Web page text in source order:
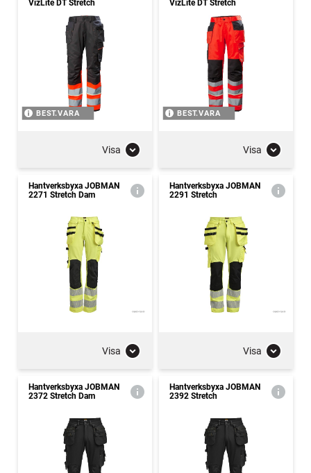
VizLite DT Stretch
BEST.VARA
Visa
VizLite DT Stretch
BEST.VARA
Visa
Hantverksbyxa JOBMAN
2271 Stretch Dam
Visa
Hantverksbyxa JOBMAN
2291 Stretch
Visa
Hantverksbyxa JOBMAN
2372 Stretch Dam
Hantverksbyxa JOBMAN
2392 Stretch